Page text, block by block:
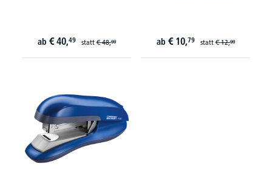
ab € 40,49 statt€ 48,99 ab € 10,79 statt€ 12,99